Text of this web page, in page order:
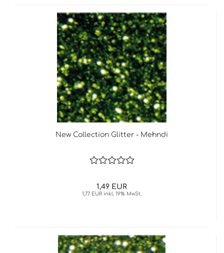
New Collection Glitter - Mehndi
1,49 EUR
1,77 EUR inkl. 19% MwSt.